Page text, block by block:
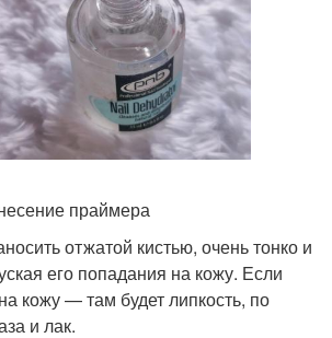
праймера
отжатой кистью, очень тонко и
его попадания на кожу. Если
кожу — там будет липкость, по
и лак.